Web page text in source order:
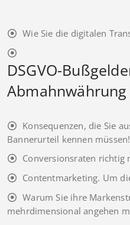
Wie Sie die digitalen
DSGVO-
Abmahnwährung
Konsequenzen, die Sie
Bannerurteil kennen müssen!
Conversionsraten richtig
Contentmarketing. Um
Warum Sie ihre
mehrdimensional angehen